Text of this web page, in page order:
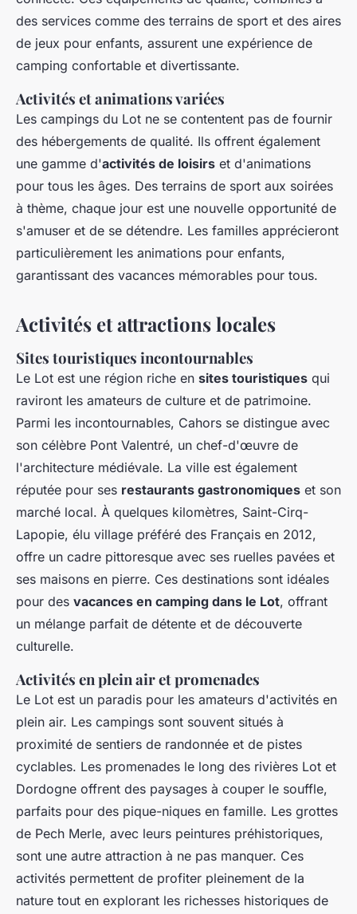
des services comme des terrains de sport et des aires
de jeux pour enfants, assurent une expérience de
camping confortable et divertissante.
Activités et animations variées
Les campings du Lot ne se contentent pas de fournir
des hébergements de qualité. Ils offrent également
une gamme d'activités de loisirs et d'animations
pour tous les âges. Des terrains de sport aux soirées
à thème, chaque jour est une nouvelle opportunité de
s'amuser et de se détendre. Les familles apprécieront
particulièrement les animations pour enfants,
garantissant des vacances mémorables pour tous.
Activités et attractions locales
Sites touristiques incontournables
Le Lot est une région riche en sites touristiques qui
raviront les amateurs de culture et de patrimoine.
Parmi les incontournables, Cahors se distingue avec
son célèbre Pont Valentré, un chef-d'œuvre de
l'architecture médiévale. La ville est également
réputée pour ses restaurants gastronomiques et son
marché local. À quelques kilomètres, Saint-Cirq-
Lapopie, élu village préféré des Français en 2012,
offre un cadre pittoresque avec ses ruelles pavées et
ses maisons en pierre. Ces destinations sont idéales
pour des vacances en camping dans le Lot, offrant
un mélange parfait de détente et de découverte
culturelle.
Activités en plein air et promenades
Le Lot est un paradis pour les amateurs d'activités en
plein air. Les campings sont souvent situés à
proximité de sentiers de randonnée et de pistes
cyclables. Les promenades le long des rivières Lot et
Dordogne offrent des paysages à couper le souffle,
parfaits pour des pique-niques en famille. Les grottes
de Pech Merle, avec leurs peintures préhistoriques,
sont une autre attraction à ne pas manquer. Ces
activités permettent de profiter pleinement de la
nature tout en explorant les richesses historiques de